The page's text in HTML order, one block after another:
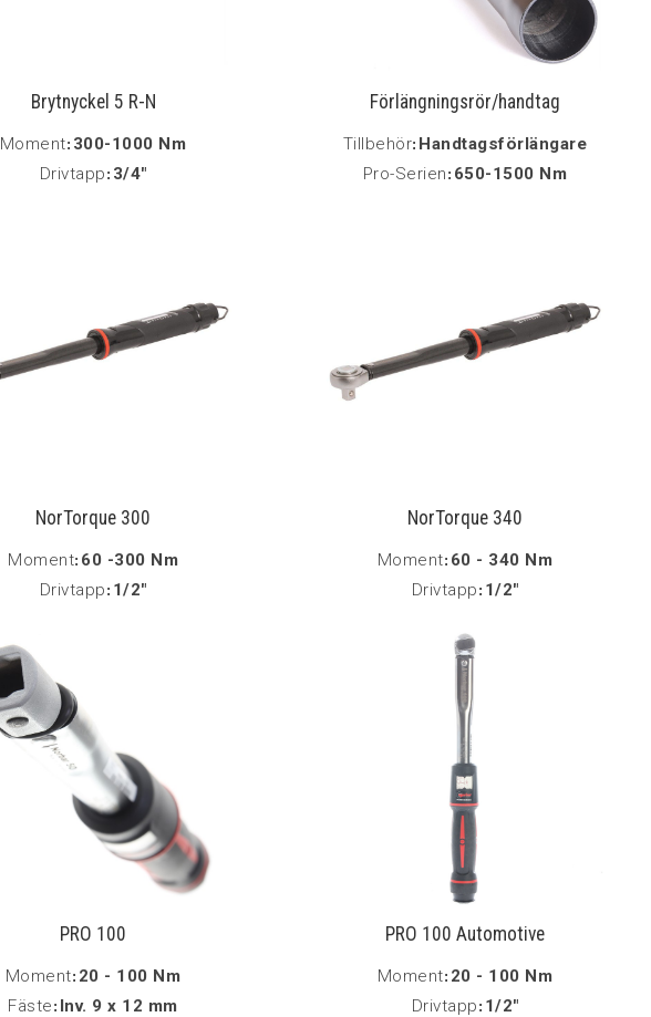
Brytnyckel 5 R-N
Moment: 300-1000 Nm
Drivtapp: 3/4"
Förlängningsrör/handtag
Tillbehör: Handtagsförlängare
Pro-Serien: 650-1500 Nm
NorTorque 300
Moment: 60 -300 Nm
Drivtapp: 1/2"
NorTorque 340
Moment: 60 - 340 Nm
Drivtapp: 1/2"
PRO 100
Moment: 20 - 100 Nm
Fäste: Inv. 9 x 12 mm
PRO 100 Automotive
Moment: 20 - 100 Nm
Drivtapp: 1/2"